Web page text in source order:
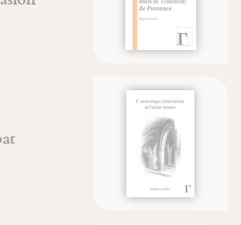
L'acoustique cistercienne et
l'unité sonore